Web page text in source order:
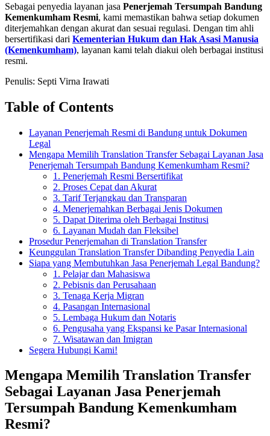
Sebagai penyedia layanan jasa Penerjemah Tersumpah Bandung
Kemenkumham Resmi, kami memastikan bahwa setiap dokumen
diterjemahkan dengan akurat dan sesuai regulasi. Dengan tim ahli
bersertifikasi dari Kementerian Hukum dan Hak Asasi Manusia
(Kemenkumham), layanan kami telah diakui oleh berbagai institusi
resmi.
Penulis: Septi Virna Irawati
Table of Contents
Layanan Penerjemah Resmi di Bandung untuk Dokumen
Legal
Mengapa Memilih Translation Transfer Sebagai Layanan Jasa
Penerjemah Tersumpah Bandung Kemenkumham Resmi?
1. Penerjemah Resmi Bersertifikat
2. Proses Cepat dan Akurat
3. Tarif Terjangkau dan Transparan
4. Menerjemahkan Berbagai Jenis Dokumen
5. Dapat Diterima oleh Berbagai Institusi
6. Layanan Mudah dan Fleksibel
Prosedur Penerjemahan di Translation Transfer
Keunggulan Translation Transfer Dibanding Penyedia Lain
Siapa yang Membutuhkan Jasa Penerjemah Legal Bandung?
1. Pelajar dan Mahasiswa
2. Pebisnis dan Perusahaan
3. Tenaga Kerja Migran
4. Pasangan Internasional
5. Lembaga Hukum dan Notaris
6. Pengusaha yang Ekspansi ke Pasar Internasional
7. Wisatawan dan Imigran
Segera Hubungi Kami!
Mengapa Memilih Translation Transfer
Sebagai Layanan Jasa Penerjemah
Tersumpah Bandung Kemenkumham
Resmi?